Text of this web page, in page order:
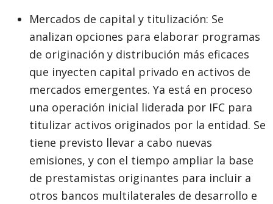
Mercados de capital y titulización: Se
analizan opciones para elaborar programas
de originación y distribución más eficaces
que inyecten capital privado en activos de
mercados emergentes. Ya está en proceso
una operación inicial liderada por IFC para
titulizar activos originados por la entidad. Se
tiene previsto llevar a cabo nuevas
emisiones, y con el tiempo ampliar la base
de prestamistas originantes para incluir a
otros bancos multilaterales de desarrollo e